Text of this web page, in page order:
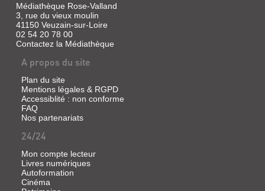
FRANCE
DES
TRAVAILLEURS
Livre
Clerc,
Denis
Grasset,
2008
(Mondes
vécus)
On
longtemps
Médiathèque Rose-Valland
3, rue du vieux moulin
41150 Veuzain-sur-Loire
02 54 20 78 00
Contactez la Médiathèque
A propos du site
Plan du site
Mentions légales & RGPD
Accessiblité : non conforme
FAQ
Nos partenariats
24/24
Mon compte lecteur
Livres numériques
Autoformation
Cinéma